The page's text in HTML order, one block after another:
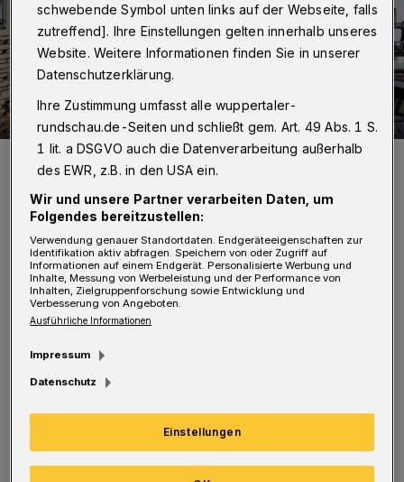
Screenshot.
Foto: Bollerkopp/Screenshot
Im Mittelpunkt des 4:11 Minuten langen Liedes
stehen die Liebe, Wuppertal und die
Schwebebahn, aus der Blicke auf die bergische
Metropole gezeigt werden. Streaming und
möglich bei Apple Music, iTunes, Spotify,
Deezer, Amazon Music und Google Music.
schwebende Symbol unten links auf der Webseite, falls
zutreffend]. Ihre Einstellungen gelten innerhalb unseres
Website. Weitere Informationen finden Sie in unserer
Datenschutzerklärung.
Ihre Zustimmung umfasst alle wuppertaler-
rundschau.de-Seiten und schließt gem. Art. 49 Abs. 1 S.
1 lit. a DSGVO auch die Datenverarbeitung außerhalb
des EWR, z.B. in den USA ein.
Wir und unsere Partner verarbeiten Daten, um
Folgendes bereitzustellen:
Verwendung genauer Standortdaten. Endgeräteeigenschaften zur
Identifikation aktiv abfragen. Speichern von oder Zugriff auf
Informationen auf einem Endgerät. Personalisierte Werbung und
Inhalte, Messung von Werbeleistung und der Performance von
Inhalten, Zielgruppenforschung sowie Entwicklung und
Verbesserung von Angeboten.
Ausführliche Informationen
Impressum
Datenschutz
Einstellungen